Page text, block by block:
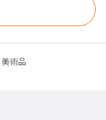
美術品